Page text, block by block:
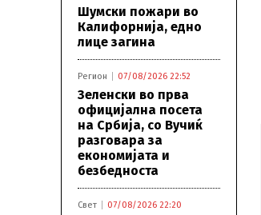
Шумски пожари во
Калифорнија, едно
лице загина
Регион 07/08/2026 22:52
Зеленски во прва
официјална посета
на Србија, со Вучиќ
разговара за
економијата и
безбедноста
Свет 07/08/2026 22:20